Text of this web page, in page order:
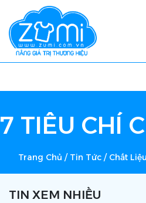
7 TIÊU CHÍ
Trang Chủ / Tin Tức / Chất
TIN XEM NHIỀU